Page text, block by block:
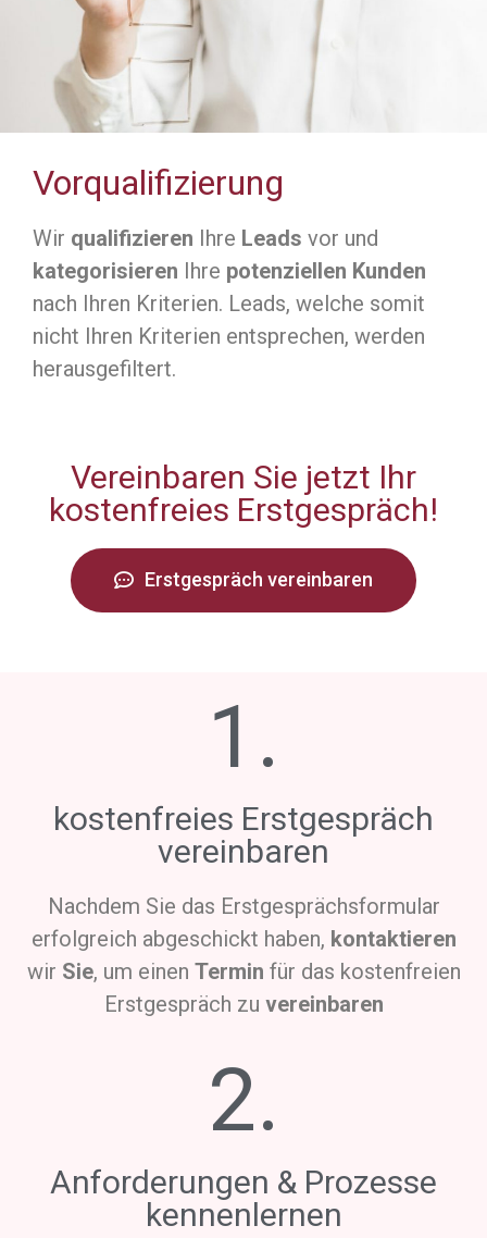
Vorqualifizierung
Wir qualifizieren Ihre Leads vor und
kategorisieren Ihre potenziellen Kunden
nach Ihren Kriterien. Leads, welche somit
nicht Ihren Kriterien entsprechen, werden
herausgefiltert.
Vereinbaren Sie jetzt Ihr
kostenfreies Erstgespräch!
Erstgespräch vereinbaren
1.
kostenfreies Erstgespräch
vereinbaren
Nachdem Sie das Erstgesprächsformular
erfolgreich abgeschickt haben, kontaktieren
wir Sie, um einen Termin für das kostenfreien
Erstgespräch zu vereinbaren
2.
Anforderungen & Prozesse
kennenlernen